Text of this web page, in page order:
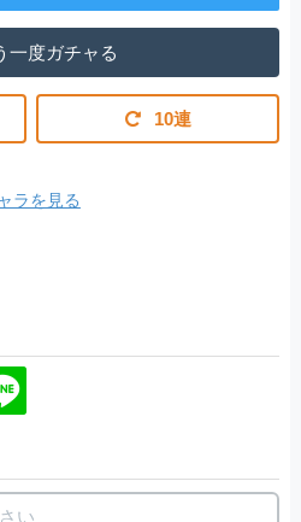
一度ガチャる
10連
ラを見る